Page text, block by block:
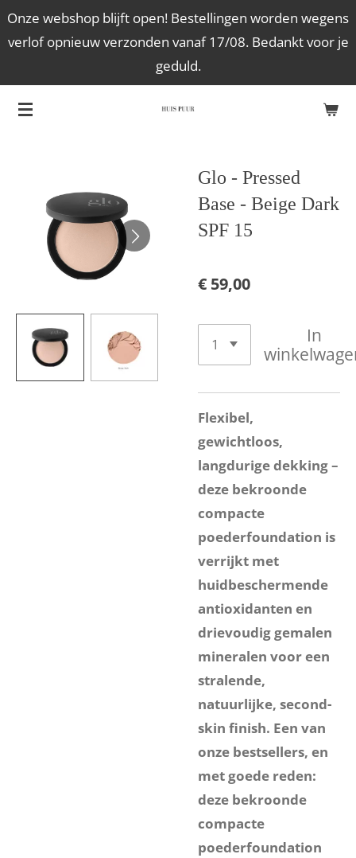
Ga
direct
de
hoofdinhoud
Onze webshop blijft open! Bestellingen worden wegens
verlof opnieuw verzonden vanaf 17/08. Bedankt voor je
geduld.
Glo - Pressed
Base - Beige Dark
SPF 15
€ 59,00
In
Flexibel,
gewichtloos,
langdurige dekking –
deze bekroonde
compacte
poederfoundation is
verrijkt met
huidbeschermende
antioxidanten en
drievoudig gemalen
mineralen voor een
stralende,
natuurlijke, second-
skin finish. Een van
onze bestsellers, en
met goede reden:
deze bekroonde
compacte
poederfoundation